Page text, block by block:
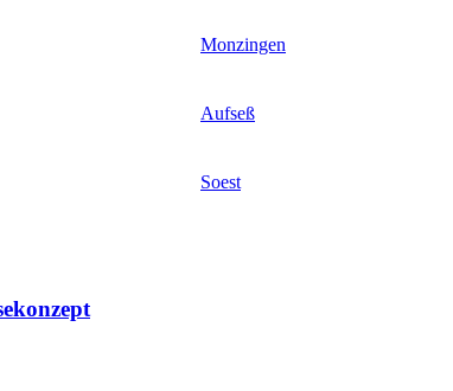
Monzingen
Aufseß
Soest